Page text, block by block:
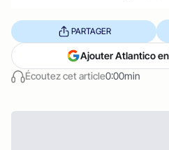
Écoutez cet article0:00min
PARTAGER
Ajouter Atlantico